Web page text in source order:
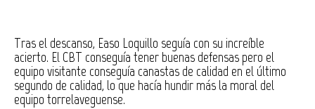
Tras el descanso, Easo Loquillo seguía con su increíble
acierto. El CBT conseguía tener buenas defensas pero el
equipo visitante conseguía canastas de calidad en el último
segundo de calidad, lo que hacía hundir más la moral del
equipo torrelaveguense.